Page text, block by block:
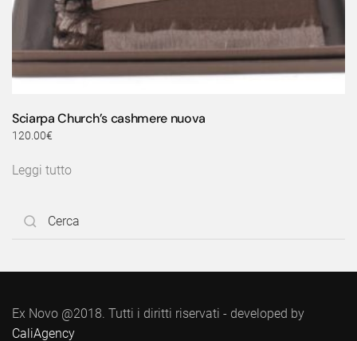
Sciarpa Church’s cashmere nuova
120.00€
Leggi tutto
Ex Novo @2018. Tutti i diritti riservati - developed by
CaliAgency